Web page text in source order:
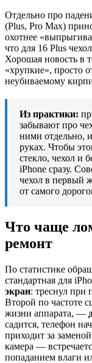
Отдельно про
(Plus, Pro Max)
охотнее
что для 16 Plus
Хорошая новость в
«хрупкие», просто
неубиваемому
Из практики:
забывают про
ними отдельно,
руках. Чтобы
стекло, чехол и
iPhone сразу.
чехол в первый
от самого
Что чаще
ремонт
По статистике
стандартная для
экран: треснул при
Второй по частоте
жизни аппарата, —
садится, телефон
приходит за
камера —
попаданием влаги